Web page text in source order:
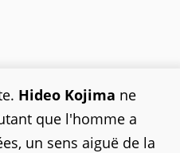
Hideo Kojima ne
que l'homme a
un sens aiguë de la